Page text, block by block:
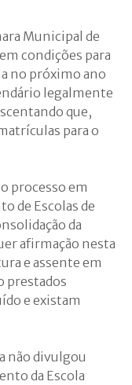
Municipal de
condições para
no próximo ano
legalmente
que,
para o
processo em
de Escolas de
da
afirmação nesta
e assente em
prestados
e existam
não divulgou
da Escola